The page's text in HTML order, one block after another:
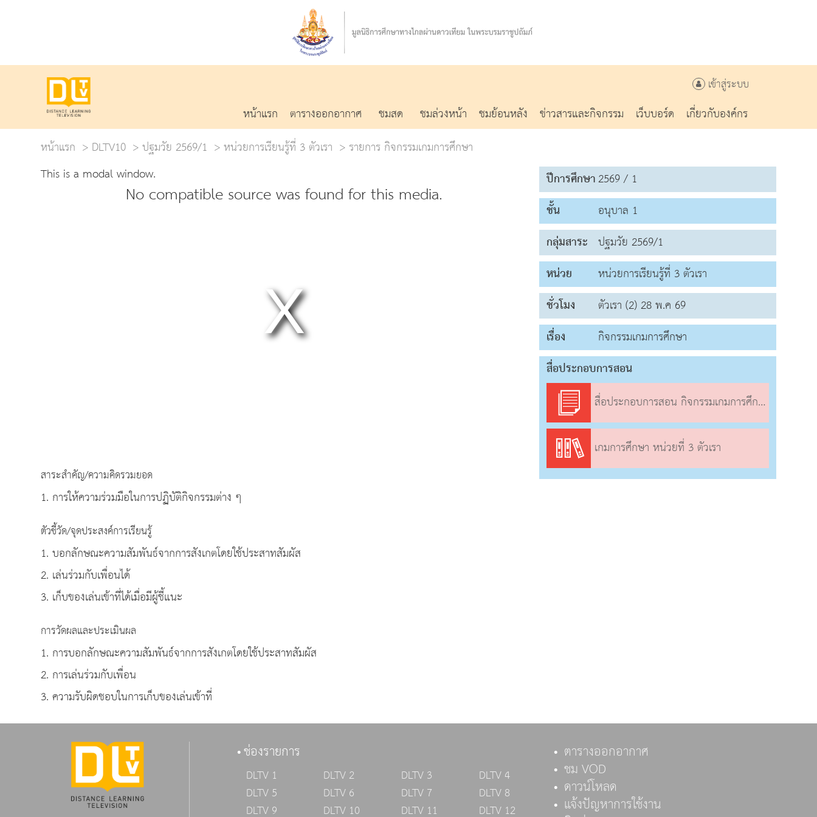
เข้าสู่ระบบ
หน้าแรก ตารางออกอากาศ ชมสด ชมล่วงหน้า ชมย้อนหลัง ข่าวสารและกิจกรรม เว็บบอร์ด
เกี่ยวกับองค์กร
หน้าแรก
DLTV10 ปฐมวัย 2569/1 หน่วยการเรียนรู้ที่ 3 ตัวเรา
รายการ กิจกรรมเกมการศึกษา
This is a modal window.
No compatible source was found for this media.
สาระสำคัญ/ความคิดรวมยอด
1. การให้ความร่วมมือในการปฏิบัติกิจกรรมต่าง ๆ
ตัวชี้วัด/จุดประสงค์การเรียนรู้
1. บอกลักษณะความสัมพันธ์จากการสังเกตโดยใช้ประสาทสัมผัส
2. เล่นร่วมกับเพื่อนได้
3. เก็บของเล่นเข้าที่ได้เมื่อมีผู้ชี้แนะ
การวัดผลและประเมินผล
1. การบอกลักษณะความสัมพันธ์จากการสังเกตโดยใช้ประสาทสัมผัส
2. การเล่นร่วมกับเพื่อน
3. ความรับผิดชอบในการเก็บของเล่นเข้าที่
ปีการศึกษา2569 / 1
ชั้น
อนุบาล 1
กลุ่มสาระ ปฐมวัย 2569/1
หน่วย
หน่วยการเรียนรู้ที่ 3 ตัวเรา
ชั่วโมง
ตัวเรา (2) 28 พ.ค 69
เรื่อง
กิจกรรมเกมการศึกษา
สื่อประกอบการสอน
สื่อประกอบการสอน กิจกรรมเกมการศึกษา
เกมการศึกษา หน่วยที่ 3 ตัวเรา
ช่องรายการ
DLTV 1 DLTV 2 DLTV 3
DLTV 4
DLTV 5
DLTV 6 DLTV 7
DLTV 8
DLTV 9
DLTV 10 DLTV 11 DLTV 12
ตารางออกอากาศ
ชม VOD
ดาวน์โหลด
แจ้งปัญหาการใช้งาน